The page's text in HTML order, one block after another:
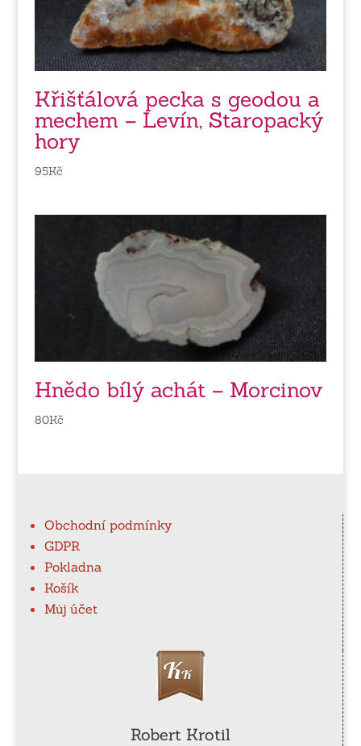
Křišťálová pecka s geodou a
mechem – Levín, Staropacký
hory
95Kč
Hnědo bílý achát – Morcinov
80Kč
Obchodní podmínky
GDPR
Pokladna
Košík
Můj účet
Robert Krotil